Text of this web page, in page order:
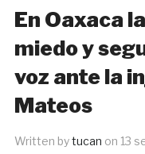
En Oaxaca
miedo y
voz ante la
Mateos
Written bytucan on 13